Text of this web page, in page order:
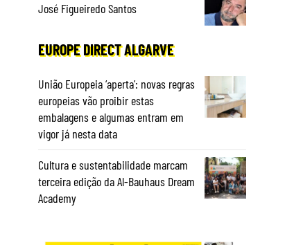
José Figueiredo Santos
EUROPE DIRECT ALGARVE
União Europeia ‘aperta’: novas regras
europeias vão proibir estas
embalagens e algumas entram em
vigor já nesta data
Cultura e sustentabilidade marcam
terceira edição da Al-Bauhaus Dream
Academy